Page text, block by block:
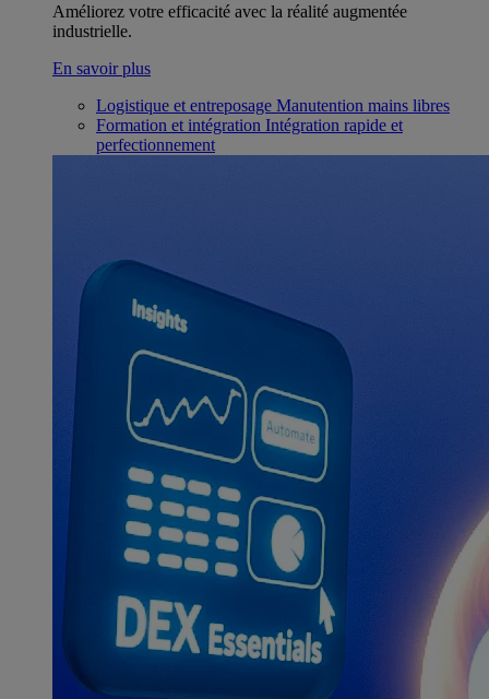
Améliorez votre efficacité avec la réalité augmentée
industrielle.
En savoir plus
Logistique et entreposage Manutention mains libres
Formation et intégration Intégration rapide et
perfectionnement